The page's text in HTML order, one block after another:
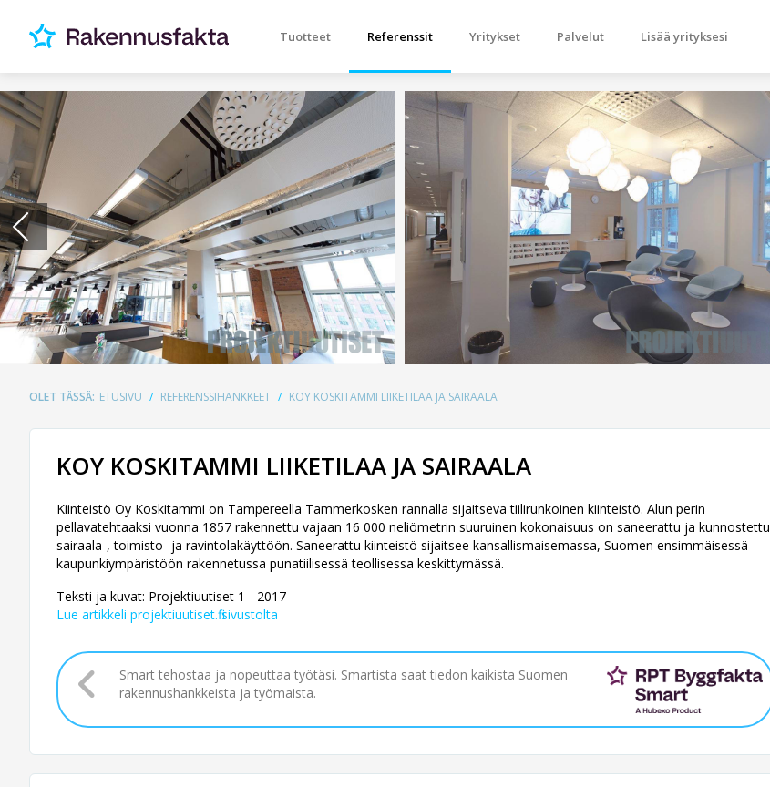
Tuotteet Referenssit Yritykset Palvelut Lisää yrityksesi
OLET TÄSSÄ: ETUSIVU REFERENSSIHANKKEET KOY KOSKITAMMI LIIKETILAA JA SAIRAALA
KOY KOSKITAMMI LIIKETILAA JA SAIRAALA
Kiinteistö Oy Koskitammi on Tampereella Tammerkosken rannalla sijaitseva tiilirunkoinen kiinteistö. Alun perin
pellavatehtaaksi vuonna 1857 rakennettu vajaan 16 000 neliömetrin suuruinen kokonaisuus on saneerattu ja kunnostettu
sairaala-, toimisto- ja ravintolakäyttöön. Saneerattu kiinteistö sijaitsee kansallismaisemassa, Suomen ensimmäisessä
kaupunkiympäristöön rakennetussa punatiilisessä teollisessa keskittymässä.
Teksti ja kuvat: Projektiuutiset 1 - 2017
Lue artikkeli projektiuutiset.fi sivustolta
Smart tehostaa ja nopeuttaa työtäsi. Smartista saat tiedon kaikista Suomen
rakennushankkeista ja työmaista.